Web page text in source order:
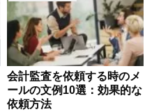
会計監査を依頼する時のメ
ールの文例10選：効果的な
依頼方法